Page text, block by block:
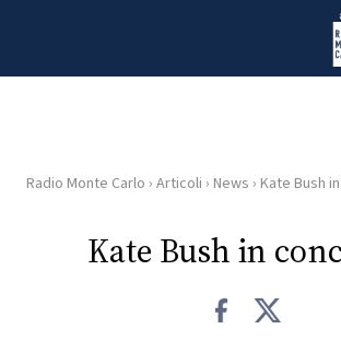
HOME
RADIO
Radio Monte Carlo › Articoli › News › Kate Bush
Kate Bush in